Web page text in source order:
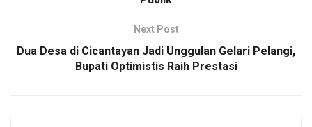
Next Post
Dua Desa di Cicantayan Jadi Unggulan Gelari Pelangi,
Bupati Optimistis Raih Prestasi